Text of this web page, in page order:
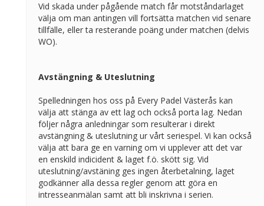
Vid skada under pågående match får motståndarlaget
välja om man antingen vill fortsätta matchen vid senare
tillfälle, eller ta resterande poäng under matchen (delvis
WO).
Avstängning & Uteslutning
Spelledningen hos oss på Every Padel Västerås kan
välja att stänga av ett lag och också porta lag. Nedan
följer några anledningar som resulterar i direkt
avstängning & uteslutning ur vårt seriespel. Vi kan också
välja att bara ge en varning om vi upplever att det var
en enskild indicident & laget f.ö. skött sig. Vid
uteslutning/avstäning ges ingen återbetalning, laget
godkänner alla dessa regler genom att göra en
intresseanmälan samt att bli inskrivna i serien.